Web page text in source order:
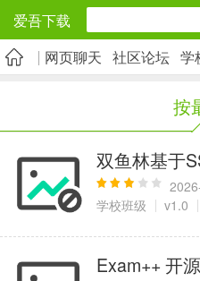
爱吾下载
安卓应用
5千+款应用
社
2千+
实用工具
2万+款应用
金
2百+
网页聊天 社区论坛 学
按
双鱼林基于
学校班级
v1.0
Exam++ 开